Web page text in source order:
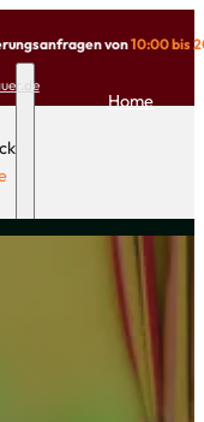
von10:00 bis
Home